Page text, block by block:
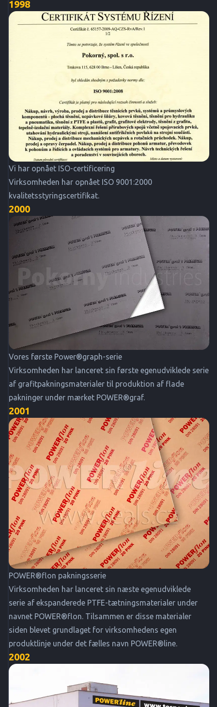
1998
Vi har opnået ISO-certificering
Virksomheden har opnået ISO 9001:2000
kvalitetsstyringscertifikat.
2000
Vores første Power®graph-serie
Virksomheden har lanceret sin første egenudviklede serie
af grafitpakningsmaterialer til produktion af flade
pakninger under mærket POWER®graf.
2001
POWER®flon pakningsserie
Virksomheden har lanceret sin næste egenudviklede
serie af ekspanderede PTFE-tætningsmaterialer under
navnet POWER®flon. Tilsammen er disse materialer
siden blevet grundlaget for virksomhedens egen
produktlinje under det fælles navn POWER®line.
2002